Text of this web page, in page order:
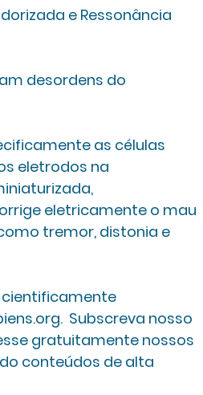
e Ressonância
desordens do
as células
eletrodos na
eletricamente o mau
tremor, distonia e
cientificamente
Subscreva nosso
gratuitamente nossos
conteúdos de alta